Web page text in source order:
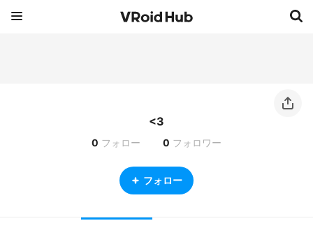
<3
0 フォロー 0 フォロワー
フォロー